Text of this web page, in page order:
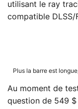
utilisant le ray
compatible DLSS/
Plus la barre est
Au moment de
question de 549 $